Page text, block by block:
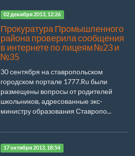
02 декабря 2013, 12:26
Прокуратура Промышленного
района проверила сообщения
в интернете по лицеям №23 и
№35
30 сентября на ставропольском
городском портале 1777.Ru были
размещены вопросы от родителей
школьников, адресованные экс-
министру образования Ставропо...
17 октября 2013, 18:54